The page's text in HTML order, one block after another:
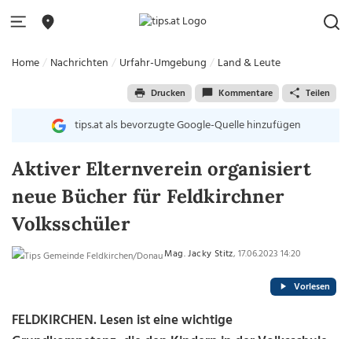
Home Nachrichten Urfahr-Umgebung Land & Leute
Drucken Kommentare Teilen
tips.at als bevorzugte Google-Quelle hinzufügen
Aktiver Elternverein organisiert
neue Bücher für Feldkirchner
Volksschüler
Mag. Jacky Stitz, 17.06.2023 14:20
Vorlesen
FELDKIRCHEN. Lesen ist eine wichtige